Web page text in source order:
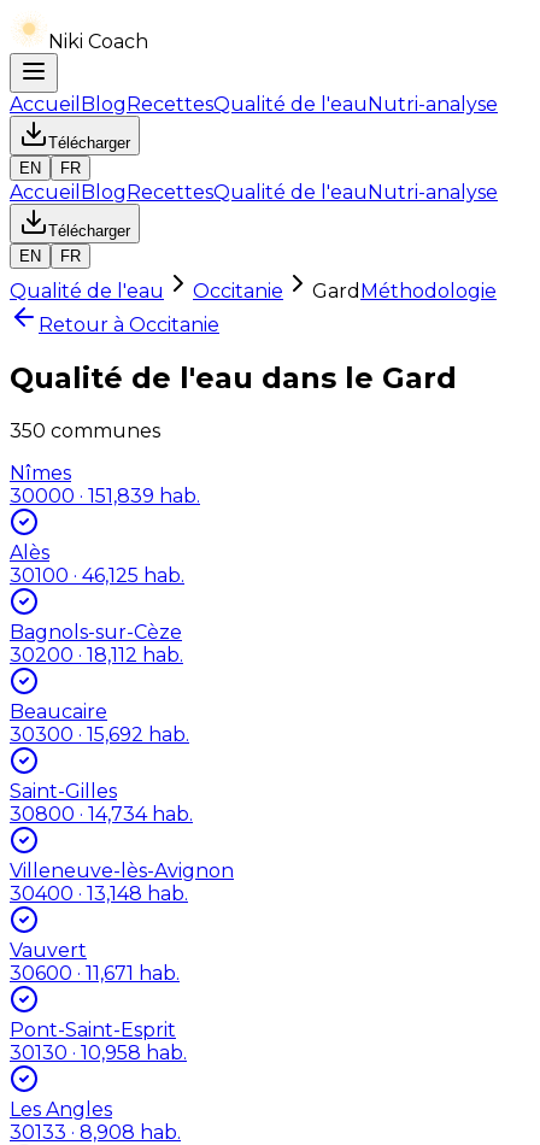
Niki Coach
Accueil BlogRecettesQualité de l'eauNutri-analyse
Télécharger
EN
FR
Accueil BlogRecettesQualité de l'eauNutri-analyse
Télécharger
EN
FR
Qualité de l'eau Occitanie Gard Méthodologie
Retour à Occitanie
Qualité de l'eau dans le Gard
350 communes
Nîmes
30000 · 151,839 hab.
Alès
30100 · 46,125 hab.
Bagnols-sur-Cèze
30200 · 18,112 hab.
Beaucaire
30300 · 15,692 hab.
Saint-Gilles
30800 · 14,734 hab.
Villeneuve-lès-Avignon
30400 · 13,148 hab.
Vauvert
30600 · 11,671 hab.
Pont-Saint-Esprit
30130 · 10,958 hab.
Les Angles
30133 · 8,908 hab.